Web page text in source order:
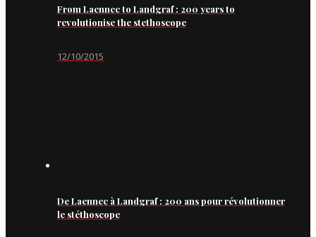
From Laennec to Landgraf : 200 years to
revolutionise the stethoscope
12/10/2015
De Laennec à Landgraf : 200 ans pour révolutionner
le stéthoscope